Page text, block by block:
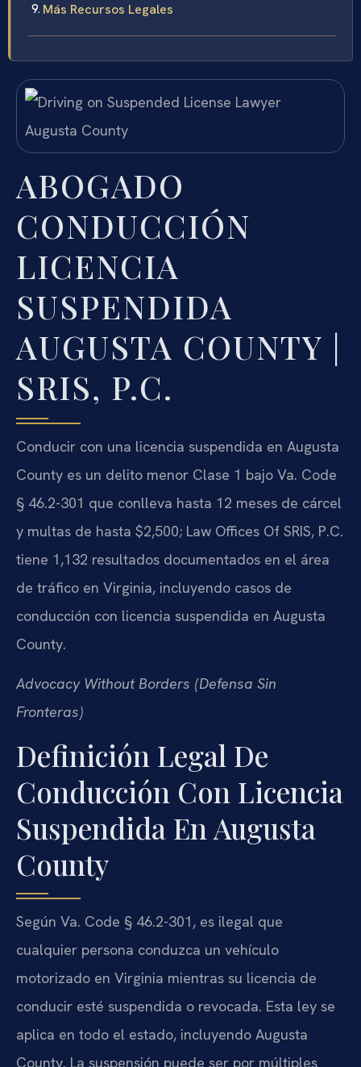
Más Recursos Legales
ABOGADO
CONDUCCIÓN
LICENCIA
SUSPENDIDA
AUGUSTA COUNTY |
SRIS, P.C.
Conducir con una licencia suspendida en Augusta
County es un delito menor Clase 1 bajo Va. Code
§ 46.2-301 que conlleva hasta 12 meses de cárcel
y multas de hasta $2,500; Law Offices Of SRIS, P.C.
tiene 1,132 resultados documentados en el área
de tráfico en Virginia, incluyendo casos de
conducción con licencia suspendida en Augusta
County.
Advocacy Without Borders (Defensa Sin
Fronteras)
Definición Legal De
Conducción Con Licencia
Suspendida En Augusta
County
Según Va. Code § 46.2-301, es ilegal que
cualquier persona conduzca un vehículo
motorizado en Virginia mientras su licencia de
conducir esté suspendida o revocada. Esta ley se
aplica en todo el estado, incluyendo Augusta
County. La suspensión puede ser por múltiples